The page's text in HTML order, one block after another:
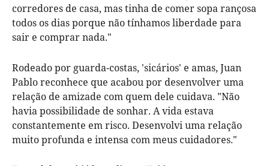
corredores de casa, mas tinha de comer sopa rançosa
todos os dias porque não tínhamos liberdade para
sair e comprar nada."
Rodeado por guarda-costas, 'sicários' e amas, Juan
Pablo reconhece que acabou por desenvolver uma
relação de amizade com quem dele cuidava. "Não
havia possibilidade de sonhar. A vida estava
constantemente em risco. Desenvolvi uma relação
muito profunda e intensa com meus cuidadores."